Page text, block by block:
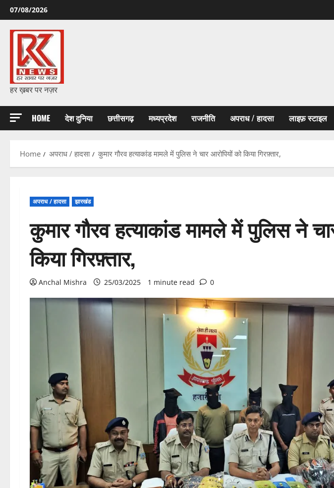
Skip
to
content
07/08/2026
हर ख़बर पर नज़र
HOME देश दुनिया छत्तीसगढ़ मध्यप्रदेश राजनीति अपराध / हादसा लाइफ़ स्टाइल
Home अपराध / हादसा कुमार गौरव हत्याकांड मामले में पुलिस ने चार आरोपियों को किया गिरफ़्तार,
अपराध / हादसा झारखंड
कुमार गौरव हत्याकांड मामले में पुलिस ने
किया गिरफ़्तार,
Anchal Mishra 25/03/2025 1 minute read 0